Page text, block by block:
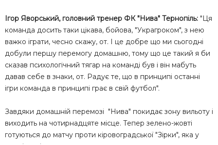
Ігор Яворський, головний тренер ФК "Нива" Тернопіль: "Ця
команда досить таки цікава, бойова, "Украгроком", з нею
важко іграти, чесно скажу, от. І це добре що ми сьогодні
добули першу перемогу домашню, тому що це такий я би
сказав психологічний тягар на команді був і він мабуть
давав себе в знаки, от. Радує те, що в принципі останні
ігри команда в принципі грає в свій футбол".
Завдяки домашній перемозі "Нива" покидає зону вильоту і
виходить на чотирнадцяте місце. Тепер зелено-жовті
готуються до матчу проти кіровоградської "Зірки", яка у